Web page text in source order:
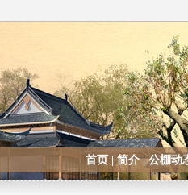
首页 |简介|公棚动